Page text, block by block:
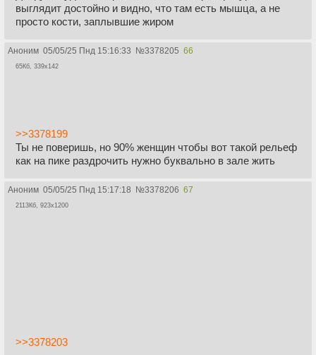
выглядит достойно и видно, что там есть мышца, а не
просто кости, заплывшие жиром
Аноним 05/05/25 Пнд 15:16:33 №3378205 66
65Кб, 339x142
>>3378199
Ты не поверишь, но 90% женщин чтобы вот такой рельеф
как на пике раздрочить нужно буквально в зале жить
Аноним 05/05/25 Пнд 15:17:18 №3378206 67
2113Кб, 923x1200
>>3378203